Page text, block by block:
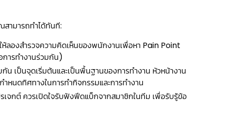
ามารถทำได้ทันที:
ลองสำรวจความคิดเห็นของพนักงานเพื่อหา Pain Point
การทำงานร่วมกัน)
กัน เป็นจุดเริ่มต้นและเป็นพื้นฐานของการทำงาน หัวหน้างาน
หนดทิศทางในการทำกิจกรรมและการทำงาน
เจกต์ ควรเปิดใจรับฟังฟีดแบ็กจากสมาชิกในทีม เพื่อรับรู้ข้อ